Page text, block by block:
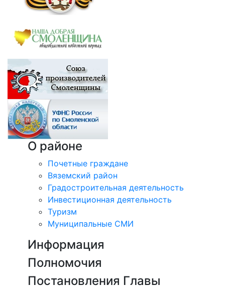
О районе
Почетные граждане
Вяземский район
Градостроительная деятельность
Инвестиционная деятельность
Туризм
Муниципальные СМИ
Информация
Полномочия
Постановления Главы